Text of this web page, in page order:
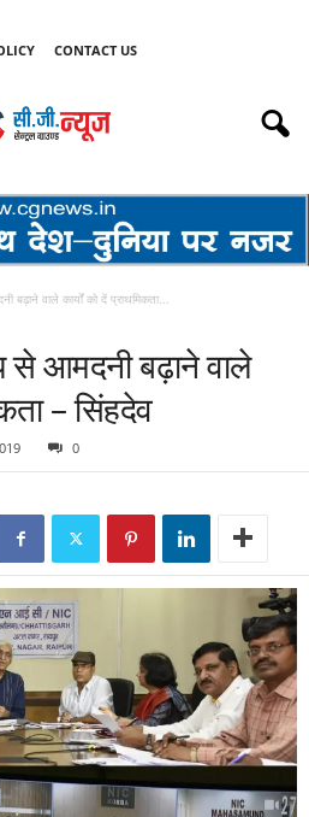
CONTACT US
बढ़ाने वाले कार्यों को दें प्राथमिकता...
से आमदनी बढ़ाने वाले
– सिंहदेव
0